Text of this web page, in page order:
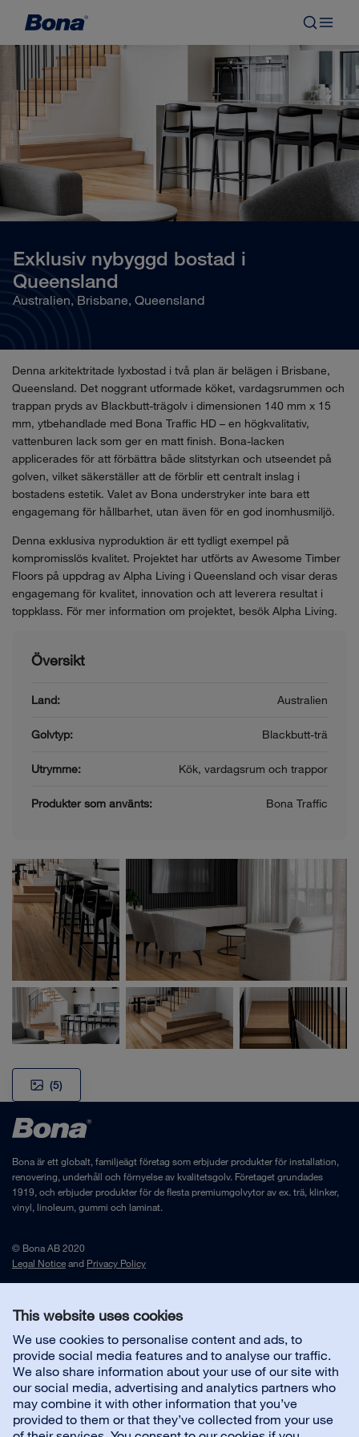
This website uses cookies
We use cookies to personalise content and ads, to
provide social media features and to analyse our traffic.
We also share information about your use of our site with
our social media, advertising and analytics partners who
may combine it with other information that you’ve
provided to them or that they’ve collected from your use
Exklusiv nybyggd bostad i
Queensland
Australien, Brisbane, Queensland
Denna arkitektritade lyxbostad i två plan är belägen i Brisbane,
Queensland. Det noggrant utformade köket, vardagsrummen och
trappan pryds av Blackbutt-trägolv i dimensionen 140 mm x 15
mm, ytbehandlade med Bona Traffic HD – en högkvalitativ,
vattenburen lack som ger en matt finish. Bona-lacken
applicerades för att förbättra både slitstyrkan och utseendet på
golven, vilket säkerställer att de förblir ett centralt inslag i
bostadens estetik. Valet av Bona understryker inte bara ett
engagemang för hållbarhet, utan även för en god inomhusmiljö.
Denna exklusiva nyproduktion är ett tydligt exempel på
kompromisslös kvalitet. Projektet har utförts av Awesome Timber
Floors på uppdrag av Alpha Living i Queensland och visar deras
engagemang för kvalitet, innovation och att leverera resultat i
toppklass. För mer information om projektet, besök Alpha Living.
Översikt
Land: Australien
Golvtyp: Blackbutt-trä
Utrymme: Kök, vardagsrum och trappor
Produkter som använts: Bona Traffic
(5)
Bona är ett globalt, familjeägt företag som erbjuder produkter för installation,
renovering, underhåll och förnyelse av kvalitetsgolv. Företaget grundades
1919, och erbjuder produkter för de flesta premiumgolvytor av ex. trä, klinker,
vinyl, linoleum, gummi och laminat.
© Bona AB 2020
Legal Noticeand Privacy Policy
Kontakta oss
Kundsupport
Om Bona